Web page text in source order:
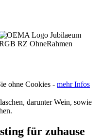
ohne Cookies - mehr Infos
für zuhause